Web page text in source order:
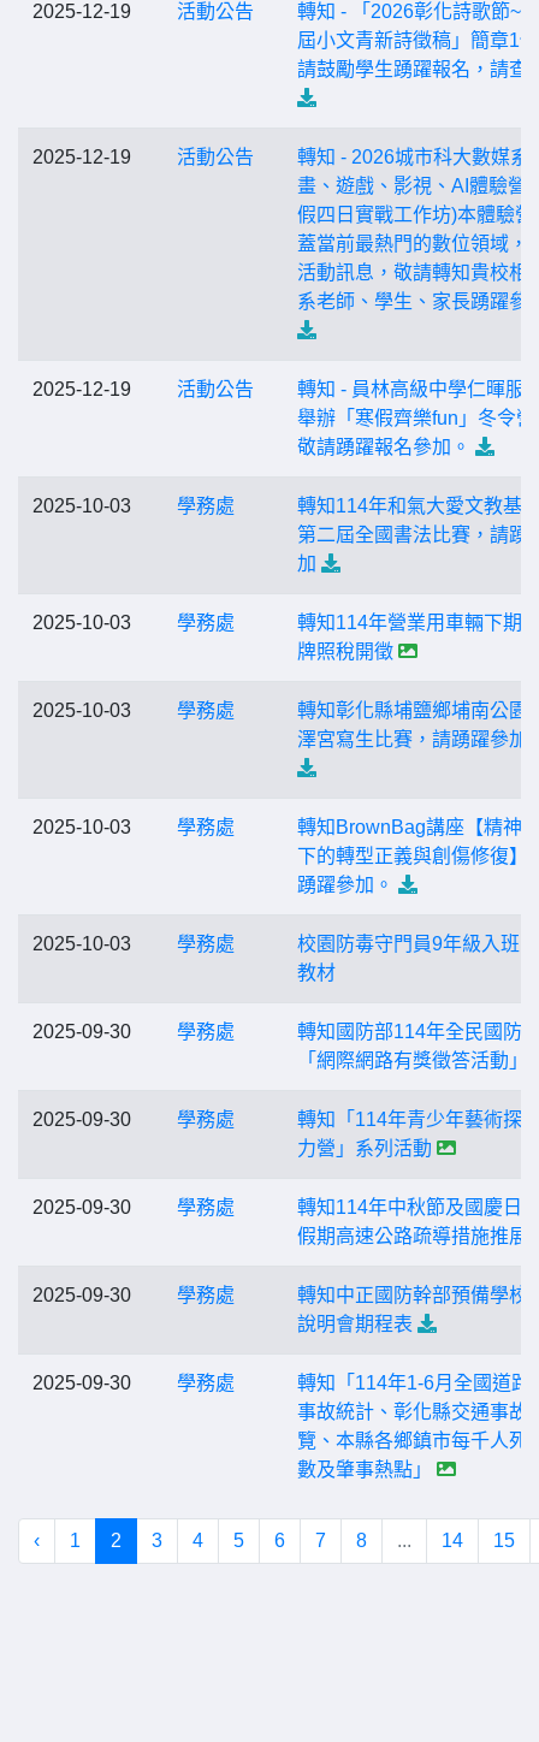
2025-12-19 活動公告
轉知 - 「2026彰化詩歌節~
屆小文青新詩徵稿」簡章1
請鼓勵學生踴躍報名，請查
2025-12-19 活動公告
轉知 - 2026城市科大數媒系
畫、遊戲、影視、AI體驗營
假四日實戰工作坊)本體驗營
蓋當前最熱門的數位領域，
活動訊息，敬請轉知貴校相
系老師、學生、家長踴躍參
2025-12-19 活動公告
轉知 - 員林高級中學仁暉服
舉辦「寒假齊樂fun」冬令營
敬請踴躍報名參加。
2025-10-03 學務處
轉知114年和氣大愛文教基
第二屆全國書法比賽，請踴
加
2025-10-03 學務處
轉知114年營業用車輛下期
牌照稅開徵
2025-10-03 學務處
轉知彰化縣埔鹽鄉埔南公園
澤宮寫生比賽，請踴躍參加
2025-10-03 學務處
轉知BrownBag講座【精神
下的轉型正義與創傷修復】
踴躍參加。
2025-10-03 學務處
校園防毒守門員9年級入班
教材
2025-09-30 學務處
轉知國防部114年全民國防
「網際網路有獎徵答活動」
2025-09-30 學務處
轉知「114年青少年藝術探
力營」系列活動
2025-09-30 學務處
轉知114年中秋節及國慶日
假期高速公路疏導措施推展
2025-09-30 學務處
轉知中正國防幹部預備學校
說明會期程表
2025-09-30 學務處
轉知「114年1-6月全國道路
事故統計、彰化縣交通事故
覽、本縣各鄉鎮市每千人死
數及肇事熱點」
‹ 1 2 3 4 5 6 7 8 ... 14 15